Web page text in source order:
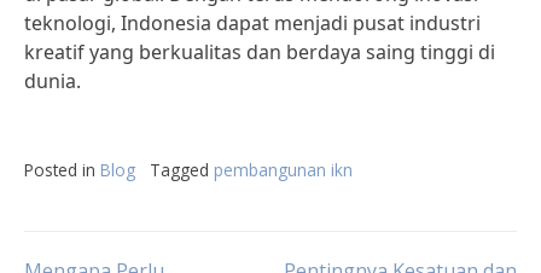
teknologi, Indonesia dapat menjadi pusat industri
kreatif yang berkualitas dan berdaya saing tinggi di
dunia.
Posted in Blog Tagged pembangunan ikn